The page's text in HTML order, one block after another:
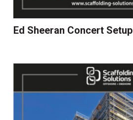
Ed Sheeran Concert Setup